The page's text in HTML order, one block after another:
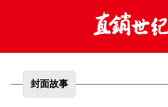
封面故事